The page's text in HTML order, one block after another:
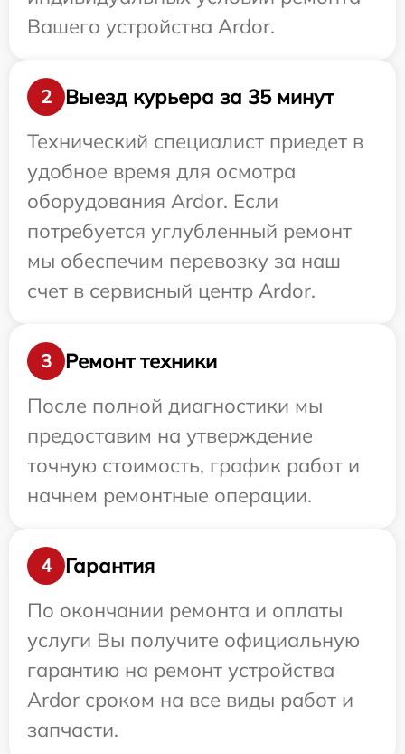
Вашего устройства Ardor.
2
Выезд курьера за 35 минут
Технический специалист приедет в
удобное время для осмотра
оборудования Ardor. Если
потребуется углубленный ремонт
мы обеспечим перевозку за наш
счет в сервисный центр Ardor.
3
Ремонт техники
После полной диагностики мы
предоставим на утверждение
точную стоимость, график работ и
начнем ремонтные операции.
4
Гарантия
По окончании ремонта и оплаты
услуги Вы получите официальную
гарантию на ремонт устройства
Ardor сроком на все виды работ и
запчасти.